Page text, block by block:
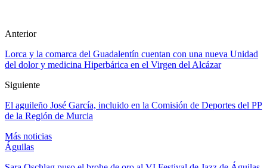
Anterior
Lorca y la comarca del Guadalentín cuentan con una nueva Unidad
del dolor y medicina Hiperbárica en el Virgen del Alcázar
Siguiente
El aguileño José García, incluido en la Comisión de Deportes del PP
de la Región de Murcia
Más noticias
Águilas